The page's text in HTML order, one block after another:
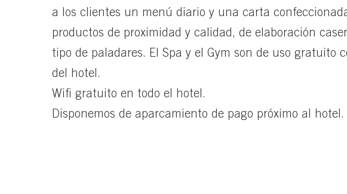
a los clientes un menú diario y una carta
productos de proximidad y calidad, de elaboración
tipo de paladares. El Spa y el Gym son de uso gratuito
del hotel.
Wifi gratuito en todo el hotel.
Disponemos de aparcamiento de pago próximo al hotel.